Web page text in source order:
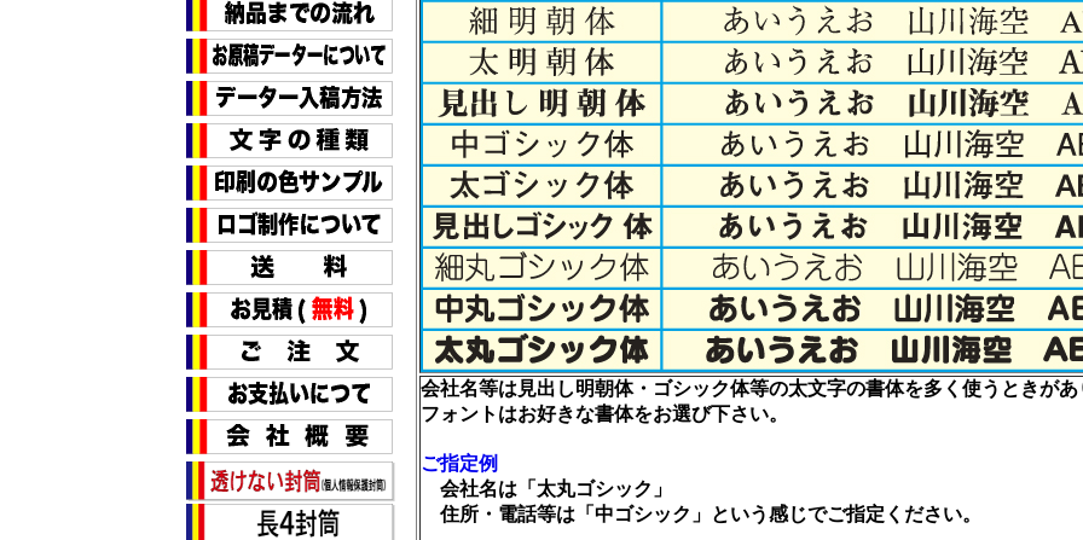
会社名等は見出し明朝体・ゴシック体等の太文字の書体を多く使うときがあ
フォントはお好きな書体をお選び下さい。
ご指定例
会社名は「太丸ゴシック」
住所・電話等は「中ゴシック」という感じでご指定ください。